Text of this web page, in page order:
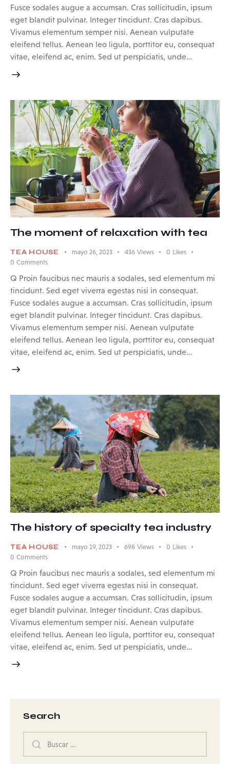
Fusce sodales augue a accumsan. Cras sollicitudin, ipsum
eget blandit pulvinar. Integer tincidunt. Cras dapibus.
Vivamus elementum semper nisi. Aenean vulputate
eleifend tellus. Aenean leo ligula, porttitor eu, consequat
vitae, eleifend ac, enim. Sed ut perspiciatis, unde…
The moment of relaxation with tea
TEA HOUSE mayo 26, 2023 436 Views 0 Likes
0 Comments
Q Proin faucibus nec mauris a sodales, sed elementum mi
tincidunt. Sed eget viverra egestas nisi in consequat.
Fusce sodales augue a accumsan. Cras sollicitudin, ipsum
eget blandit pulvinar. Integer tincidunt. Cras dapibus.
Vivamus elementum semper nisi. Aenean vulputate
eleifend tellus. Aenean leo ligula, porttitor eu, consequat
vitae, eleifend ac, enim. Sed ut perspiciatis, unde…
The history of specialty tea industry
TEA HOUSE mayo 19, 2023 698 Views 0 Likes
0 Comments
Q Proin faucibus nec mauris a sodales, sed elementum mi
tincidunt. Sed eget viverra egestas nisi in consequat.
Fusce sodales augue a accumsan. Cras sollicitudin, ipsum
eget blandit pulvinar. Integer tincidunt. Cras dapibus.
Vivamus elementum semper nisi. Aenean vulputate
eleifend tellus. Aenean leo ligula, porttitor eu, consequat
vitae, eleifend ac, enim. Sed ut perspiciatis, unde…
Search